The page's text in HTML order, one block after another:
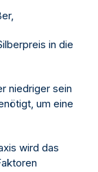
in die
niedriger sein
um eine
wird das